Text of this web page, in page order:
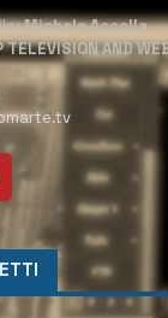
Michele Accolla
TELEVISION AND